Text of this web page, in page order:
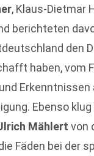
, Klaus-Dietmar
berichteten
den
haben, vom
Erkenntnissen
Ebenso
Mählert von
Fäden bei der